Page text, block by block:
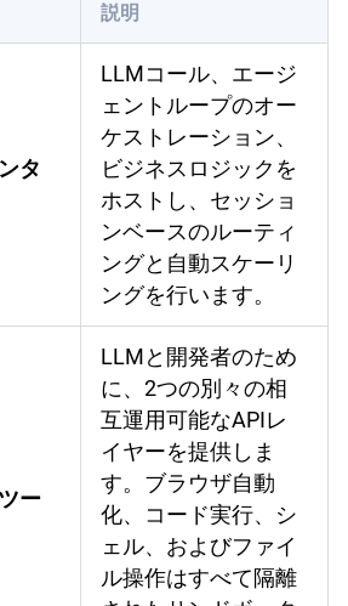
説明
タ
LLMコール、エージ
ェントループのオー
ケストレーション、
ビジネスロジックを
ホストし、セッショ
ンベースのルーティ
ングと自動スケーリ
ングを行います。
ー
LLMと開発者のため
に、2つの別々の相
互運用可能なAPIレ
イヤーを提供しま
す。ブラウザ自動
化、コード実行、シ
ェル、およびファイ
ル操作はすべて隔離